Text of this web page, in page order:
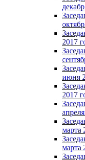
2017
июня
2017
марта
марта